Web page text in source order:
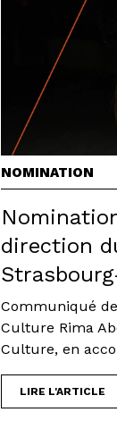
NOMINATION
direction
Communiqué
Culture Rima
Culture, en
LIRE L'ARTICLE